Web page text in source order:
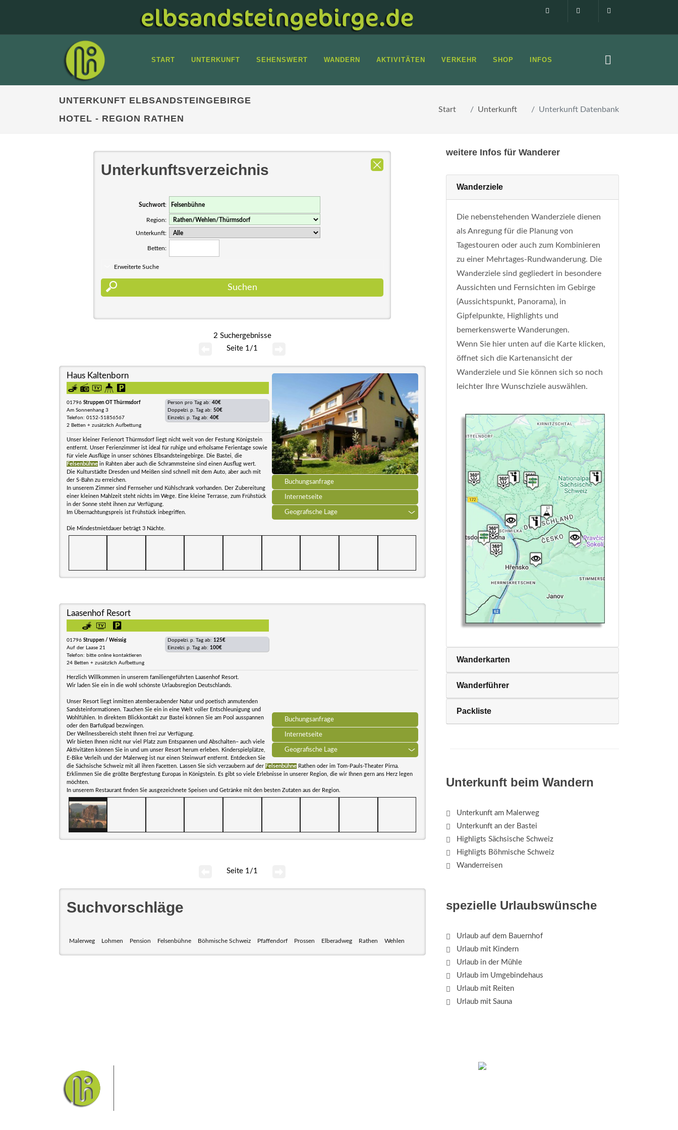
Impressum0160 99873408
START UNTERKUNFT SEHENSWERT WANDERN AKTIVITÄTEN VERKEHR SHOP INFOS
UNTERKUNFT ELBSANDSTEINGEBIRGE
HOTEL - REGION RATHEN
Start Unterkunft Unterkunft Datenbank
Unterkunftsverzeichnis
Suchwort:
Region:
Unterkunft:
Betten:
Erweiterte Suche
2 Suchergebnisse
Seite 1/1
Buchungsanfrage
Internetseite
Geografische Lage
Haus Kaltenborn
01796 Struppen OT Thürmsdorf
Am Sonnenhang 3
Telefon: 0152-51856567
2 Betten + zusätzlich Aufbettung
Person pro Tag ab: 40€
Doppelzi. p. Tag ab: 50€
Einzelzi. p. Tag ab: 40€
Unser kleiner Ferienort Thürmsdorf liegt nicht weit von der Festung Königstein
entfernt. Unser Ferienzimmer ist ideal für ruhige und erholsame Ferientage sowie
für viele Ausflüge in unser schönes Elbsandsteingebirge. Die Bastei, die
Felsenbühne in Rahten aber auch die Schrammsteine sind einen Ausflug wert.
Die Kulturstädte Dresden und Meißen sind schnell mit dem Auto, aber auch mit
der S-Bahn zu erreichen.
In unserem Zimmer sind Fernseher und Kühlschrank vorhanden. Der Zubereitung
einer kleinen Mahlzeit steht nichts im Wege. Eine kleine Terrasse, zum Frühstück
in der Sonne steht ihnen zur Verfügung.
Im Übernachtungspreis ist Frühstück inbegriffen.
Die Mindestmietdauer beträgt 3 Nächte.
Buchungsanfrage
Internetseite
Geografische Lage
Laasenhof Resort
01796 Struppen / Weissig
Auf der Laase 21
Telefon: bitte online kontaktieren
24 Betten + zusätzlich Aufbettung
Doppelzi. p. Tag ab: 125€
Einzelzi. p. Tag ab: 100€
Herzlich Willkommen in unserem familiengeführten Laasenhof Resort.
Wir laden Sie ein in die wohl schönste Urlaubsregion Deutschlands.
Unser Resort liegt inmitten atemberaubender Natur und poetisch anmutenden
Sandsteinformationen. Tauchen Sie ein in eine Welt voller Entschleunigung und
Wohlfühlen. In direktem Blickkontakt zur Bastei können Sie am Pool ausspannen
oder den Barfußpad bezwingen.
Der Wellnessbereich steht Ihnen frei zur Verfügung.
Wir bieten Ihnen nicht nur viel Platz zum Entspannen und Abschalten– auch viele
Aktivitäten können Sie in und um unser Resort herum erleben. Kinderspielplätze,
E-Bike Verleih und der Malerweg ist nur einen Steinwurf entfernt. Entdecken Sie
die Sächsische Schweiz mit all ihren Facetten. Lassen Sie sich verzaubern auf der Felsenbühne Rathen oder im Tom-Pauls-Theater Pirna.
Erklimmen Sie die größte Bergfestung Europas in Königstein. Es gibt so viele Erlebnisse in unserer Region, die wir Ihnen gern ans Herz legen
möchten.
In unserem Restaurant finden Sie ausgezeichnete Speisen und Getränke mit den besten Zutaten aus der Region.
Seite 1/1
Suchvorschläge
Malerweg Lohmen Pension Felsenbühne Böhmische Schweiz Pfaffendorf Prossen Elberadweg Rathen Wehlen
weitere Infos für Wanderer
Wanderziele
Die nebenstehenden Wanderziele dienen
als Anregung für die Planung von
Tagestouren oder auch zum Kombinieren
zu einer Mehrtages-Rundwanderung. Die
Wanderziele sind gegliedert in besondere
Aussichten und Fernsichten im Gebirge
(Aussichtspunkt, Panorama), in
Gipfelpunkte, Highlights und
bemerkenswerte Wanderungen.
Wenn Sie hier unten auf die Karte klicken,
öffnet sich die Kartenansicht der
Wanderziele und Sie können sich so noch
leichter Ihre Wunschziele auswählen.
Wanderkarten
Wanderführer
Packliste
Unterkunft beim Wandern
Unterkunft am Malerweg
Unterkunft an der Bastei
Highligts Sächsische Schweiz
Highligts Böhmische Schweiz
Wanderreisen
spezielle Urlaubswünsche
Urlaub auf dem Bauernhof
Urlaub mit Kindern
Urlaub in der Mühle
Urlaub im Umgebindehaus
Urlaub mit Reiten
Urlaub mit Sauna